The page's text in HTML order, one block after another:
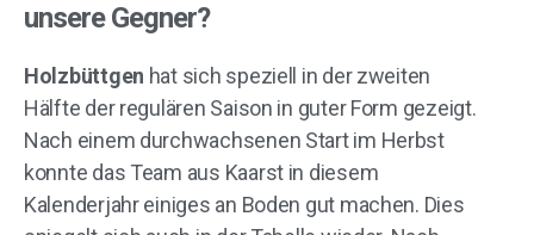
unsere Gegner?
Holzbüttgen hat sich speziell in der zweiten
Hälfte der regulären Saison in guter Form gezeigt.
Nach einem durchwachsenen Start im Herbst
konnte das Team aus Kaarst in diesem
Kalenderjahr einiges an Boden gut machen. Dies